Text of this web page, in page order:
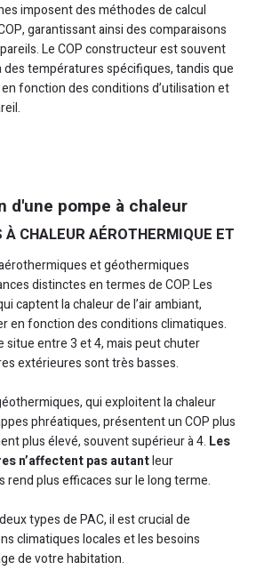
imposent des méthodes de calcul
garantissant ainsi des comparaisons
Le COP constructeur est souvent
des températures spécifiques, tandis que
fonction des conditions d’utilisation et
d'une pompe à chaleur
CHALEUR AÉROTHERMIQUE ET
et géothermiques
distinctes en termes de COP. Les
captent la chaleur de l’air ambiant,
en fonction des conditions climatiques.
situe entre 3 et 4, mais peut chuter
extérieures sont très basses.
qui exploitent la chaleur
phréatiques, présentent un COP plus
plus élevé, souvent supérieur à 4. Les
n’affectent pas autantleur
rend plus efficaces sur le long terme.
types de PAC, il est crucial de
climatiques locales et les besoins
de votre habitation.